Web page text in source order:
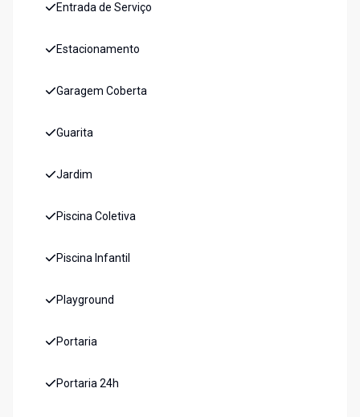
Entrada de Serviço
Estacionamento
Garagem Coberta
Guarita
Jardim
Piscina Coletiva
Piscina Infantil
Playground
Portaria
Portaria 24h